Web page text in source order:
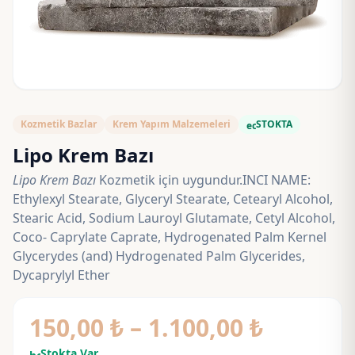
Kozmetik Bazlar Krem Yapım Malzemeleri ecoSTOKTA
Lipo Krem Bazı
Lipo Krem Bazı Kozmetik için uygundur.INCI NAME:
Ethylexyl Stearate, Glyceryl Stearate, Cetearyl Alcohol,
Stearic Acid, Sodium Lauroyl Glutamate, Cetyl Alcohol,
Coco- Caprylate Caprate, Hydrogenated Palm Kernel
Glycerydes (and) Hydrogenated Palm Glycerides,
Dycaprylyl Ether
150,00 ₺ – 1.100,00 ₺Fiyat